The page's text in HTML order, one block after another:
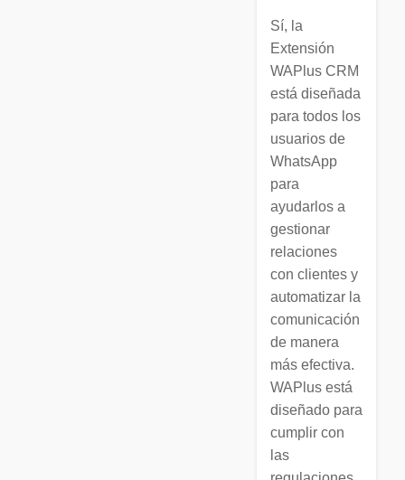
Sí, la
Extensión
WAPlus CRM
está diseñada
para todos los
usuarios de
WhatsApp
para
ayudarlos a
gestionar
relaciones
con clientes y
automatizar la
comunicación
de manera
más efectiva.
WAPlus está
diseñado para
cumplir con
las